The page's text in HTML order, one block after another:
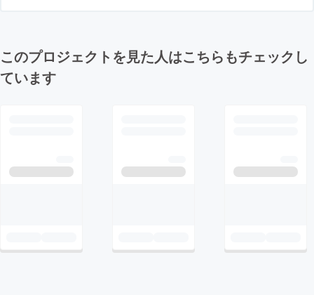
このプロジェクトを見た人はこちらもチェックし
ています